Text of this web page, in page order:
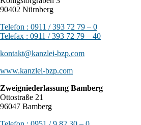
90402 Nürnberg
Telefon : 0911 / 393 72 79 – 0
Telefax : 0911 / 393 72 79 – 40
kontakt@kanzlei-bzp.com
www.kanzlei-bzp.com
Zweigniederlassung Bamberg
Ottostraße 21
96047 Bamberg